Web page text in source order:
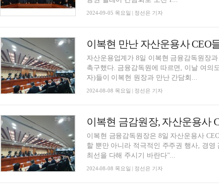
2024-09-05 목요일 | 정선은 기자
이복현 만난 자산운용사 CEO
자산운용업계가 8일 이복현 금융감독원장
촉구했다. 금융감독원에 따르면, 이날 여의
자)들이 이복현 원장과 만난 간담회...
2024-08-08 목요일 | 정선은 기자
이복현 금융감독원장은 8일 자산운용사
할 뿐만 아니라 적극적인 주주권 행사, 경
최선을 다해 주시기 바란다"...
2024-08-08 목요일 | 정선은 기자